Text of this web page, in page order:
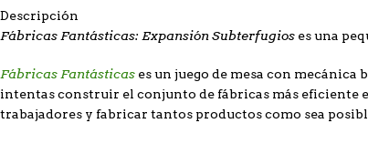
Descripción
Fábricas Fantásticas: Expansión Subterfugios es una
Fábricas Fantásticas es un juego de mesa con
intentas construir el conjunto de fábricas más eficiente
trabajadores y fabricar tantos productos como sea